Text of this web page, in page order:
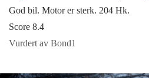
God bil. Motor er sterk. 204 Hk.
Score 8.4
Vurdert av Bond1